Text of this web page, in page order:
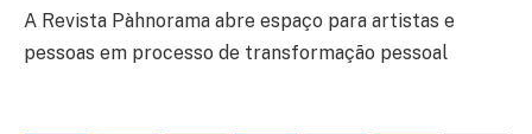
A Revista Pàhnorama abre espaço para artistas e
pessoas em processo de transformação pessoal